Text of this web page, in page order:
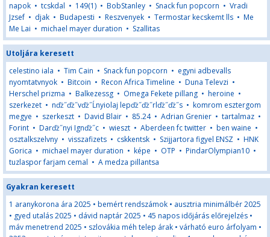
napok • tcskdal • 149(1) • BobStanley • Snack fun popcorn • Vradi
Jzsef • djak • Budapesti • Reszvenyek • Termostar kecskemt lls • Me
Me Lai • michael mayer duration • Szallitas
Utoljára keresett
celestino iala • Tim Cain • Snack fun popcorn • egyni adbevalls
nyomtatvnyok • Bitcoin • Recon Africa Timeline • Duna Televzi •
Herschel prizma • Balkezessg • Omega Fekete pillang • heroine •
szerkezet • nďż˝ďż˝vďż˝Ĺnyiolaj lepďż˝ďż˝rlďż˝ďż˝s • komrom esztergom
megye • szerkeszt • David Blair • 85.24• Adrian Grenier • tartalmaz •
Forint • Darďż˝nyi Ignďż˝c • wieszt • Aberdeen fc twitter • ben waine •
osztalkszelvny • visszafizets • cskkentsk • Szijjartora figyel ENSZ • HNK
Gorica • michael mayer duration • képe • OTP • PindarOlympian10 •
tuzlaspor farjam cemal • A medza pillantsa
Gyakran keresett
1 aranykorona ára 2025 • bemért rendszámok • ausztria minimálbér 2025
• gyed utalás 2025 • dávid naptár 2025 • 45 napos időjárás előrejelzés •
máv menetrend 2025 • szlovákia méh telep árak • várható euro árfolyam •